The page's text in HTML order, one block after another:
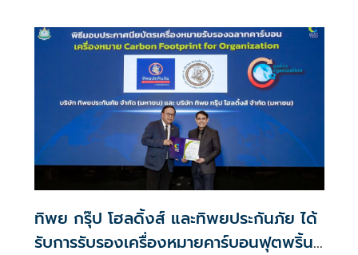
ทิพย กรุ๊ป โฮลดิ้งส์ และทิพยประกันภัย ได้
รับการรับรองเครื่องหมายคาร์บอนฟุตพริ้นท์